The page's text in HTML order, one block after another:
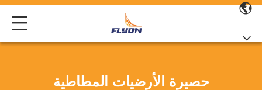
حصيرة الأرضيات المطاطية